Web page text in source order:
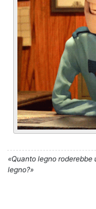
«Quanto legno
legno?»